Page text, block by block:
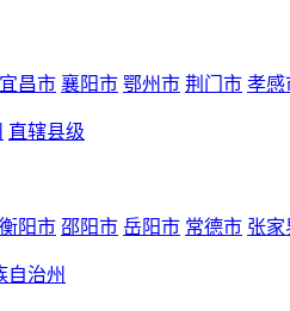
宜昌市 襄阳市 鄂州市 荆门市 孝感
直辖县级
衡阳市 邵阳市 岳阳市 常德市 张家
自治州